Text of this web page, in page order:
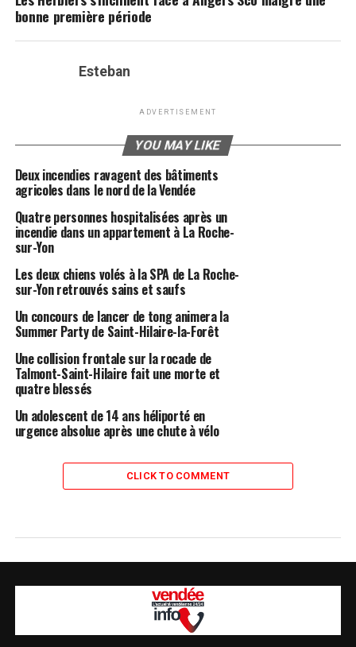
bonne première période
Esteban
ADVERTISEMENT
YOU MAY LIKE
Deux incendies ravagent des bâtiments
agricoles dans le nord de la Vendée
Quatre personnes hospitalisées après un
incendie dans un appartement à La Roche-
sur-Yon
Les deux chiens volés à la SPA de La Roche-
sur-Yon retrouvés sains et saufs
Un concours de lancer de tong animera la
Summer Party de Saint-Hilaire-la-Forêt
Une collision frontale sur la rocade de
Talmont-Saint-Hilaire fait une morte et
quatre blessés
Un adolescent de 14 ans héliporté en
urgence absolue après une chute à vélo
CLICK TO COMMENT